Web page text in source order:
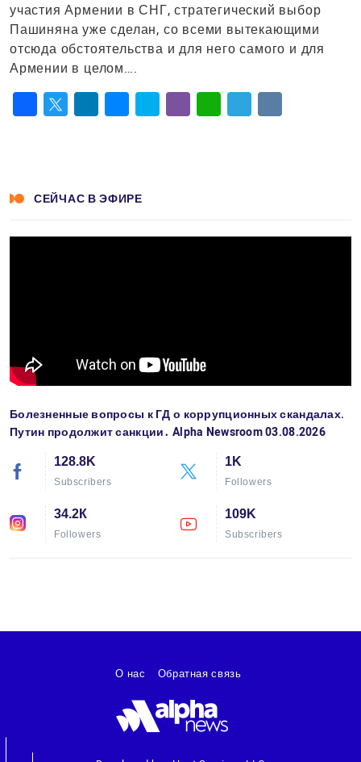
участия Армении в СНГ, стратегический выбор
Пашиняна уже сделан, со всеми вытекающими
отсюда обстоятельства и для него самого и для
Армении в целом….
СЕЙЧАС В ЭФИРЕ
Болезненные вопросы к ГД о коррупционных скандалах.
Путин продолжит санкции․ Alpha Newsroom 03.08.2026
128.8K
Subscribers
1K
Followers
34.2К
Followers
109K
Subscribers
О нас Обратная связь